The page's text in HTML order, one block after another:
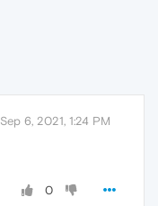
Sep 6, 2021, 1:24 PM
0